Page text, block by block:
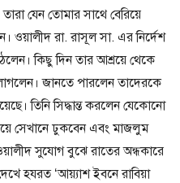
যেন তোমার সাথে বেরিয়ে
ওয়ালীদ রা. রাসূল সা. এর নির্দেশ
কিছু দিন তার আশ্রয়ে থেকে
জানতে পারলেন তাদেরকে
তিনি সিদ্ধান্ত করলেন যেকোনো
সেখানে ঢুকবেন এবং মাজলুম
সুযোগ বুঝে রাতের অন্ধকারে
হযরত ‘আয়্যাশ ইবনে রাবিয়া